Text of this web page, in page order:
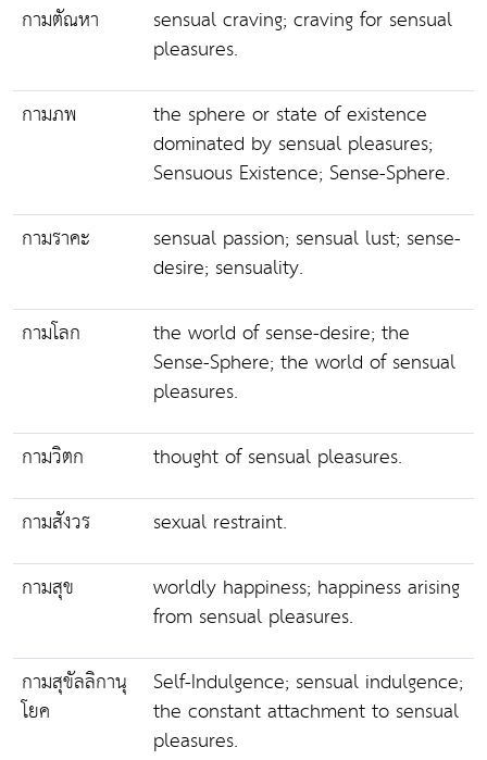
กามตัณหา
sensual craving; craving for sensual
pleasures.
กามภพ
the sphere or state of existence
dominated by sensual pleasures;
Sensuous Existence; Sense-Sphere.
กามราคะ
sensual passion; sensual lust; sense-
desire; sensuality.
กามโลก
the world of sense-desire; the
Sense-Sphere; the world of sensual
pleasures.
กามวิตก
thought of sensual pleasures.
กามสังวร
sexual restraint.
กามสุข
worldly happiness; happiness arising
from sensual pleasures.
กามสุขัลลิกานุ
โยค
Self-Indulgence; sensual indulgence;
the constant attachment to sensual
pleasures.